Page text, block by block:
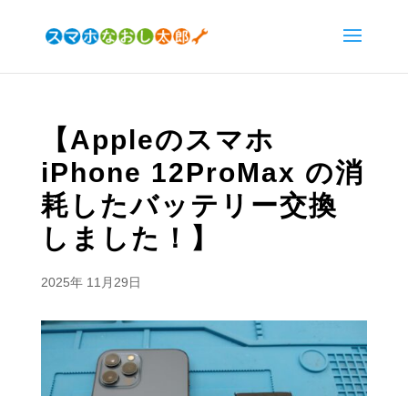
【Appleのスマホ
iPhone 12ProMax の消
耗したバッテリー交換
しました！】
2025年 11月29日